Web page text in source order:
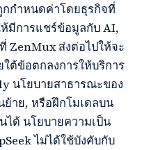
กกำหนดค่าโดยธุรกิจที่
มีการแชร์ข้อมูลกับ AI,
ZenMux ส่งต่อไปให้จะ
ต้ข้อตกลงการให้บริการ
นโยบายสาธารณะของ
ย้าย, หรือฝึกโมเดลบน
ได้ นโยบายความเป็น
ไม่ได้ใช้บังคับกับ